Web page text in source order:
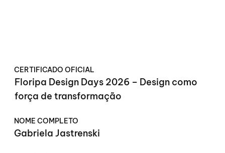
CERTIFICADO OFICIAL
Floripa Design Days 2026 – Design como
força de transformação
NOME COMPLETO
Gabriela Jastrenski